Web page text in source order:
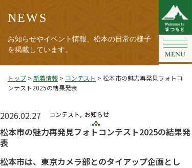
NEWS
お知らせやイベント情報、松本の日常の様子
を掲載しています。
トップ > 新着情報 > コンテスト > 松本市の魅力再発見フォトコ
ンテスト2025の結果発表
2026.02.27 コンテスト お知らせ
松本市の魅力再発見フォトコンテスト2025の結果発
表
松本市は、東京カメラ部とのタイアップ企画とし